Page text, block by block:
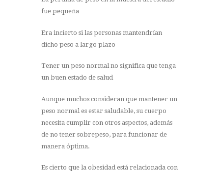
fue pequeña
Era incierto si las personas mantendrían
dicho peso a largo plazo
Tener un peso normal no significa que tenga
un buen estado de salud
Aunque muchos consideran que mantener un
peso normal es estar saludable, su cuerpo
necesita cumplir con otros aspectos, además
de no tener sobrepeso, para funcionar de
manera óptima.
Es cierto que la obesidad está relacionada con